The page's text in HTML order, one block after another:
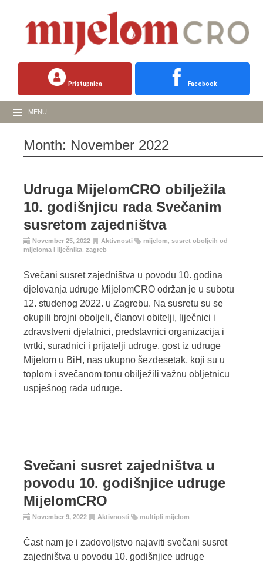
Pristupnica Facebook
MENU
Month: November 2022
Udruga MijelomCRO obilježila
10. godišnjicu rada Svečanim
susretom zajedništva
November 25, 2022 Aktivnosti mijelom susret oboljeih od
mijeloma i liječnika zagreb
Svečani susret zajedništva u povodu 10. godina
djelovanja udruge MijelomCRO održan je u subotu
12. studenog 2022. u Zagrebu. Na susretu su se
okupili brojni oboljeli, članovi obitelji, liječnici i
zdravstveni djelatnici, predstavnici organizacija i
tvrtki, suradnici i prijatelji udruge, gost iz udruge
Mijelom u BiH, nas ukupno šezdesetak, koji su u
toplom i svečanom tonu obilježili važnu obljetnicu
uspješnog rada udruge.
Svečani susret zajedništva u
povodu 10. godišnjice udruge
MijelomCRO
November 9, 2022 Aktivnosti multipli mijelom
Čast nam je i zadovoljstvo najaviti svečani susret
zajedništva u povodu 10. godišnjice udruge